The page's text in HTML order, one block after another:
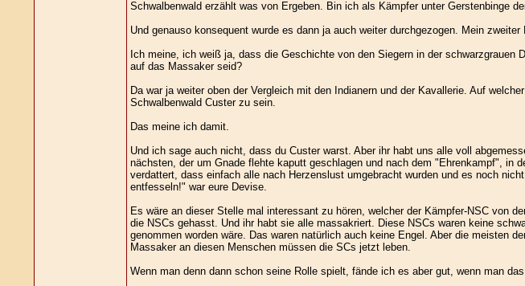
Schwalbenwald erzählt was von Ergeben. Bin ich als Kämpfer unter Gerstenbinge
Und genauso konsequent wurde es dann ja auch weiter durchgezogen. Mein
Ich meine, ich weiß ja, dass die Geschichte von den Siegern in der
auf das Massaker seid?
Da war ja weiter oben der Vergleich mit den Indianern und der Kavallerie. Auf
Schwalbenwald Custer zu sein.
Das meine ich damit.
Und ich sage auch nicht, dass du Custer warst. Aber ihr habt uns alle voll
nächsten, der um Gnade flehte kaputt geschlagen und nach dem "Ehrenkampf",
verdattert, dass einfach alle nach Herzenslust umgebracht wurden und es noch
entfesseln!" war eure Devise.
Es wäre an dieser Stelle mal interessant zu hören, welcher der Kämpfer-NSC von
die NSCs gehasst. Und ihr habt sie alle massakriert. Diese NSCs waren keine
genommen worden wäre. Das waren natürlich auch keine Engel. Aber die meisten
Massaker an diesen Menschen müssen die SCs jetzt leben.
Wenn man denn dann schon seine Rolle spielt, fände ich es aber gut, wenn man